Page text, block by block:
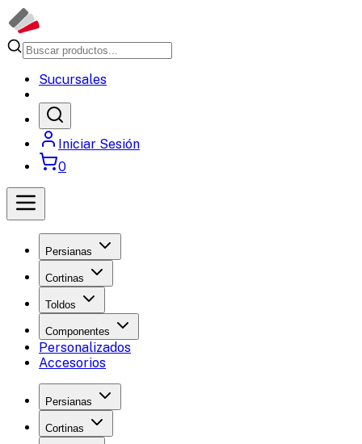
Sucursales
Iniciar Sesión
0
Persianas
Cortinas
Toldos
Componentes
Personalizados
Accesorios
Persianas
Cortinas